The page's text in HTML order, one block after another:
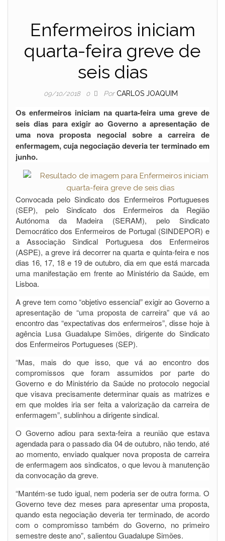
Enfermeiros iniciam
quarta-feira greve de
seis dias
09/10/2018 0 Por CARLOS JOAQUIM
Os enfermeiros iniciam na quarta-feira uma greve de
seis dias para exigir ao Governo a apresentação de
uma nova proposta negocial sobre a carreira de
enfermagem, cuja negociação deveria ter terminado em
junho.
Convocada pelo Sindicato dos Enfermeiros Portugueses
(SEP), pelo Sindicato dos Enfermeiros da Região
Autónoma da Madeira (SERAM), pelo Sindicato
Democrático dos Enfermeiros de Portugal (SINDEPOR) e
a Associação Sindical Portuguesa dos Enfermeiros
(ASPE), a greve irá decorrer na quarta e quinta-feira e nos
dias 16, 17, 18 e 19 de outubro, dia em que está marcada
uma manifestação em frente ao Ministério da Saúde, em
Lisboa.
A greve tem como “objetivo essencial” exigir ao Governo a
apresentação de “uma proposta de carreira” que vá ao
encontro das “expectativas dos enfermeiros”, disse hoje à
agência Lusa Guadalupe Simões, dirigente do Sindicato
dos Enfermeiros Portugueses (SEP).
“Mas, mais do que isso, que vá ao encontro dos
compromissos que foram assumidos por parte do
Governo e do Ministério da Saúde no protocolo negocial
que visava precisamente determinar quais as matrizes e
em que moldes iria ser feita a valorização da carreira de
enfermagem”, sublinhou a dirigente sindical.
O Governo adiou para sexta-feira a reunião que estava
agendada para o passado dia 04 de outubro, não tendo, até
ao momento, enviado qualquer nova proposta de carreira
de enfermagem aos sindicatos, o que levou à manutenção
da convocação da greve.
“Mantém-se tudo igual, nem poderia ser de outra forma. O
Governo teve dez meses para apresentar uma proposta,
quando esta negociação deveria ter terminado, de acordo
com o compromisso também do Governo, no primeiro
semestre deste ano”, salientou Guadalupe Simões.